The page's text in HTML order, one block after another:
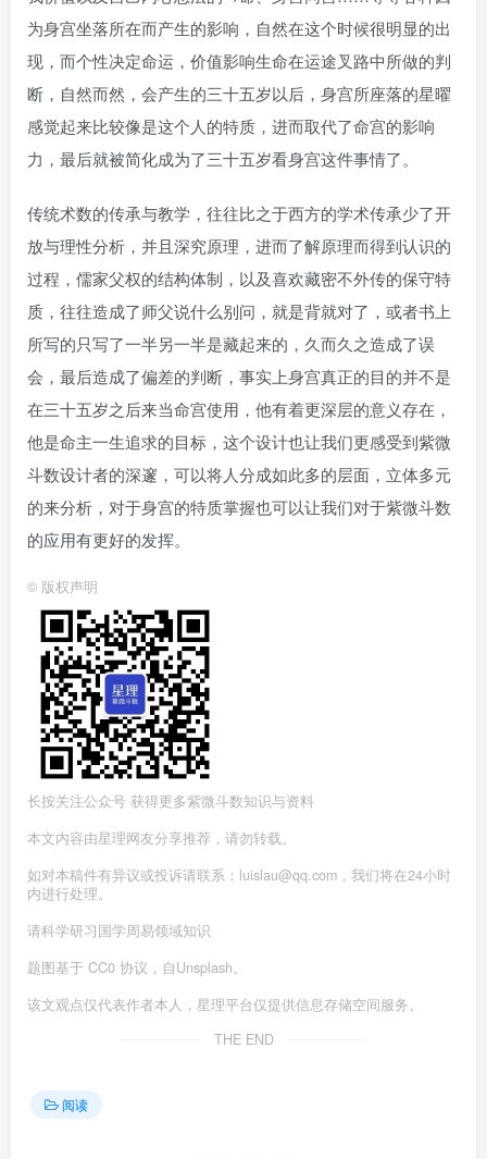
为身宫坐落所在而产生的影响，自然在这个时候很明显的出
现，而个性决定命运，价值影响生命在运途叉路中所做的判
断，自然而然，会产生的三十五岁以后，身宫所座落的星曜
感觉起来比较像是这个人的特质，进而取代了命宫的影响
力，最后就被简化成为了三十五岁看身宫这件事情了。
传统术数的传承与教学，往往比之于西方的学术传承少了开
放与理性分析，并且深究原理，进而了解原理而得到认识的
过程，儒家父权的结构体制，以及喜欢藏密不外传的保守特
质，往往造成了师父说什么别问，就是背就对了，或者书上
所写的只写了一半另一半是藏起来的，久而久之造成了误
会，最后造成了偏差的判断，事实上身宫真正的目的并不是
在三十五岁之后来当命宫使用，他有着更深层的意义存在，
他是命主一生追求的目标，这个设计也让我们更感受到紫微
斗数设计者的深邃，可以将人分成如此多的层面，立体多元
的来分析，对于身宫的特质掌握也可以让我们对于紫微斗数
的应用有更好的发挥。
© 版权声明
长按关注公众号 获得更多紫微斗数知识与资料
本文内容由星理网友分享推荐，请勿转载。
如对本稿件有异议或投诉请联系：luislau@qq.com，我们将在24小时
内进行处理。
请科学研习国学周易领域知识
题图基于 CC0 协议，自Unsplash。
该文观点仅代表作者本人，星理平台仅提供信息存储空间服务。
THE END
阅读